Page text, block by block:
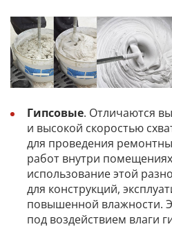
Гипсовые. Отличаются
и высокой скоростью
для проведения
работ внутри
использование этой
для конструкций,
повышенной влажности.
под воздействием влаги